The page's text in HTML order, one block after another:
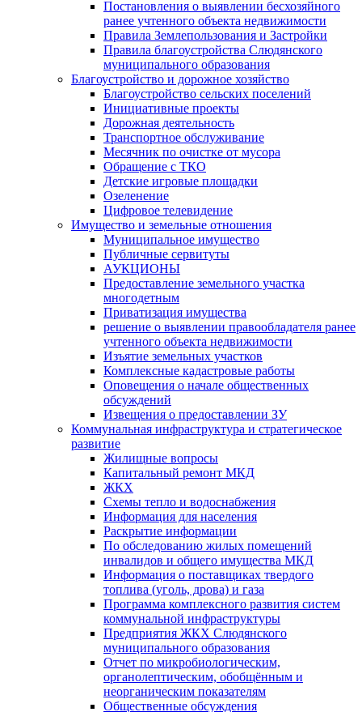
Постановления о выявлении бесхозяйного
ранее учтенного объекта недвижимости
Правила Землепользования и Застройки
Правила благоустройства Слюдянского
муниципального образования
Благоустройство и дорожное хозяйство
Благоустройство сельских поселений
Инициативные проекты
Дорожная деятельность
Транспортное обслуживание
Месячник по очистке от мусора
Обращение с ТКО
Детские игровые площадки
Озеленение
Цифровое телевидение
Имущество и земельные отношения
Муниципальное имущество
Публичные сервитуты
АУКЦИОНЫ
Предоставление земельного участка
многодетным
Приватизация имущества
решение о выявлении правообладателя ранее
учтенного объекта недвижимости
Изъятие земельных участков
Комплексные кадастровые работы
Оповещения о начале общественных
обсуждений
Извещения о предоставлении ЗУ
Коммунальная инфраструктура и стратегическое
развитие
Жилищные вопросы
Капитальный ремонт МКД
ЖКХ
Схемы тепло и водоснабжения
Информация для населения
Раскрытие информации
По обследованию жилых помещений
инвалидов и общего имущества МКД
Информация о поставщиках твердого
топлива (уголь, дрова) и газа
Программа комплексного развития систем
коммунальной инфраструктуры
Предприятия ЖКХ Слюдянского
муниципального образования
Отчет по микробиологическим,
органолептическим, обобщённым и
неорганическим показателям
Общественные обсуждения